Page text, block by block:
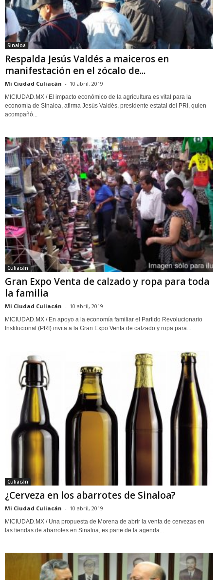
Sinaloa
Respalda Jesús Valdés a maiceros en
manifestación en el zócalo de...
Mi Ciudad Culiacán - 10 abril, 2019
MICIUDAD.MX / El impacto económico de la agricultura es vital para la
economía de Sinaloa, afirma Jesús Valdés, presidente estatal del PRI, quien
acompañó...
Culiacán
Gran Expo Venta de calzado y ropa para toda
la familia
Mi Ciudad Culiacán - 10 abril, 2019
MICIUDAD.MX / En apoyo a la economía familiar el Partido Revolucionario
Institucional (PRI) invita a la Gran Expo Venta de calzado y ropa para...
Culiacán
¿Cerveza en los abarrotes de Sinaloa?
Mi Ciudad Culiacán - 10 abril, 2019
MICIUDAD.MX / Una propuesta de Morena de abrir la venta de cervezas en
las tiendas de abarrotes en Sinaloa, es parte de la agenda...